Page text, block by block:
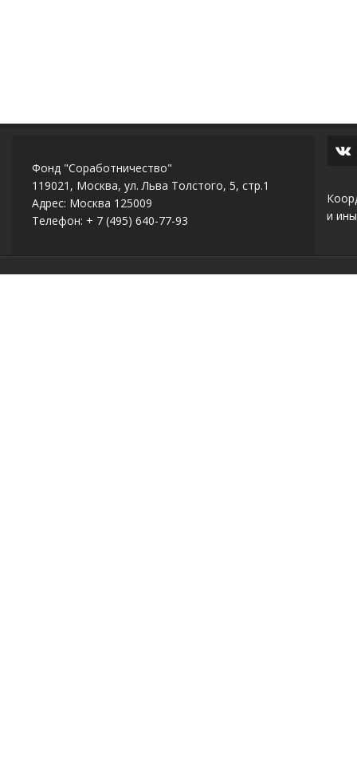
Фонд "Соработничество"
119021, Москва, ул. Льва Толстого, 5, стр.1
Адрес: Москва 125009
Телефон: + 7 (495) 640-77-93
и